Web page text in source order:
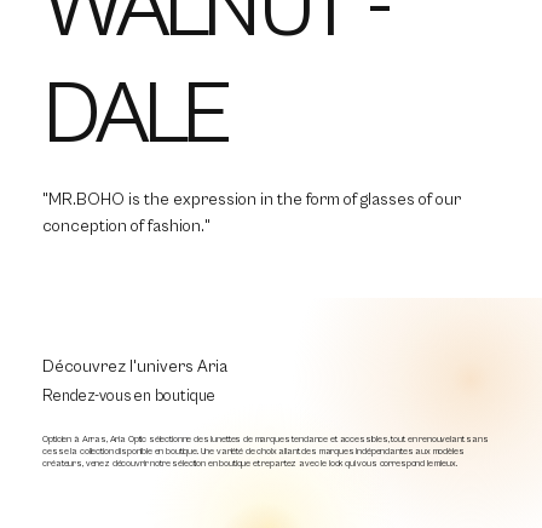
DALE
"MR.BOHO is the expression in the form of glasses of our
conception of fashion."
Rendez-vous en boutique
Découvrez l'univers Aria
Opticien à Arras, Aria Optic sélectionne des lunettes de marques tendance et accessibles, tout en renouvelant sans
cesse la collection disponible en boutique. Une variété de choix allant des marques indépendantes aux modèles
créateurs, venez découvrir notre sélection en boutique et repartez avec le look qui vous correspond le mieux.